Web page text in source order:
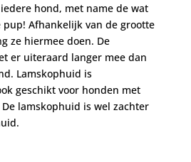
hond, met name de wat
Afhankelijk van de grootte
ze hiermee doen. De
er uiteraard langer mee dan
Lamskophuid is
geschikt voor honden met
lamskophuid is wel zachter